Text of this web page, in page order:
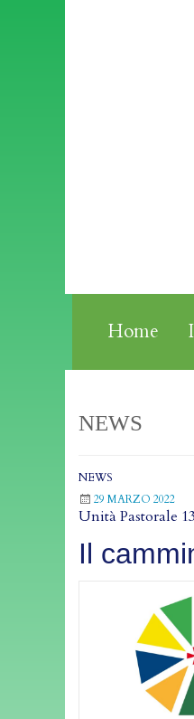
Home
NEWS
NEWS
29 MARZO 2022
Unità Pastorale
Il